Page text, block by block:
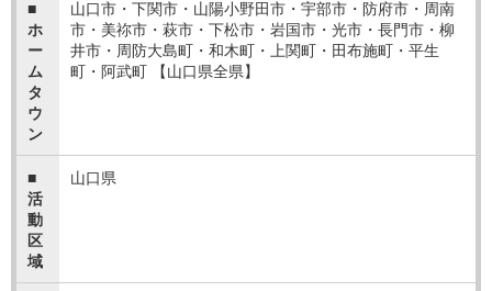
■
ホ
ー
ム
タ
ウ
ン
山口市・下関市・山陽小野田市・宇部市・防府市・周南
市・美祢市・萩市・下松市・岩国市・光市・長門市・柳
井市・周防大島町・和木町・上関町・田布施町・平生
町・阿武町 【山口県全県】
■
活
動
区
域
山口県